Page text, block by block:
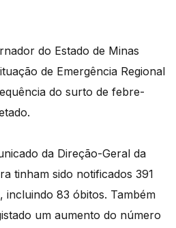
do Estado de Minas
de Emergência Regional
do surto de febre-
da Direção-Geral da
tinham sido notificados 391
incluindo 83 óbitos. Também
um aumento do número